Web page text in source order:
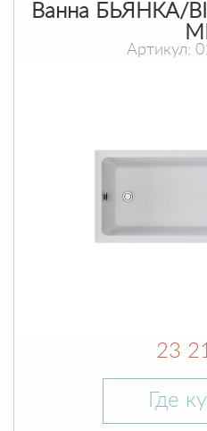
Ванна БЬЯНКА/
МГ
Артикул:
23
Где